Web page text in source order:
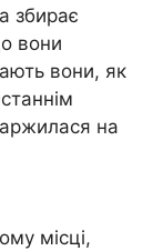
збирає
вони
вони, як
на
місці,